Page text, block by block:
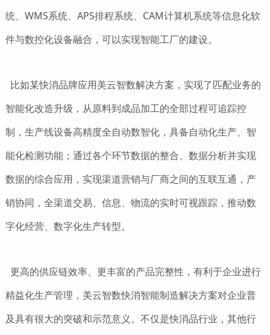
统、WMS系统、APS排程系统、CAM计算机系统等信息化软
件与数控化设备融合，可以实现智能工厂的建设。
比如某快消品牌应用美云智数解决方案，实现了匹配业务的
智能化改造升级，从原料到成品加工的全部过程可追踪控
制，生产线设备高精度全自动数智化，具备自动化生产、智
能化检测功能；通过各个环节数据的整合、数据分析并实现
数据的综合应用，实现渠道营销与厂商之间的互联互通，产
销协同，全渠道交易、信息、物流的实时可视跟踪，推动数
字化经营、数字化生产转型。
更高的供应链效率、更丰富的产品完整性，有利于企业进行
精益化生产管理，美云智数快消智能制造解决方案对企业普
及具有很大的突破和示范意义。不仅是快消品行业，其他行